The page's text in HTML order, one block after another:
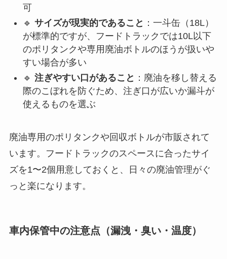
可
🔹 サイズが現実的であること ：一斗缶（18L）
が標準的ですが、フードトラックでは10L以下
のポリタンクや専用廃油ボトルのほうが扱いや
すい場合が多い
🔹 注ぎやすい口があること ：廃油を移し替える
際のこぼれを防ぐため、注ぎ口が広いか漏斗が
使えるものを選ぶ
廃油専用のポリタンクや回収ボトルが市販されて
います。フードトラックのスペースに合ったサイ
ズを1〜2個用意しておくと、日々の廃油管理がぐ
っと楽になります。
車内保管中の注意点（漏洩・臭い・温度）